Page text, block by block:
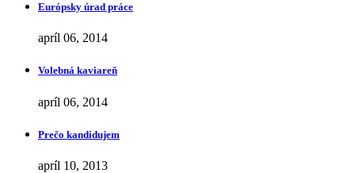
Európsky úrad práce
apríl 06, 2014
Volebná kaviareň
apríl 06, 2014
Prečo kandidujem
apríl 10, 2013